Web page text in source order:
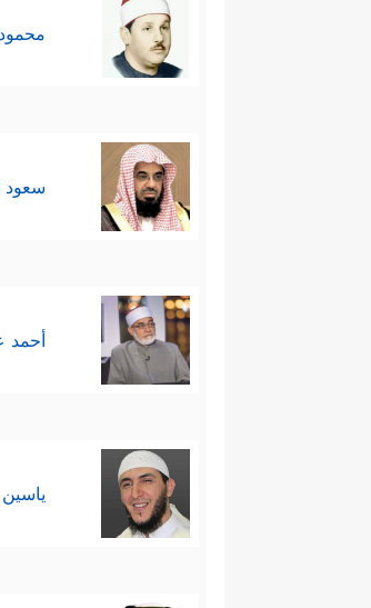
سعود
أحمد